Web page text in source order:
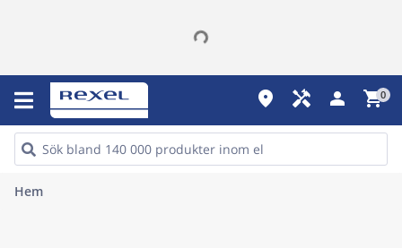
place handyman person shopping_cart0
Hem